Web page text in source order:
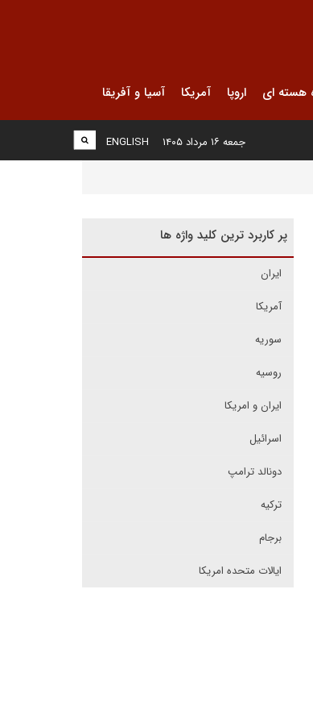
هسته ای اروپا آمریکا آسیا و آفریقا
ENGLISH جمعه ۱۶ مرداد ۱۴۰۵
پر کاربرد ترین کلید واژه ها
ایران
آمریکا
سوریه
روسیه
ایران و امریکا
اسرائیل
دونالد ترامپ
ترکیه
برجام
ایالات متحده امریکا